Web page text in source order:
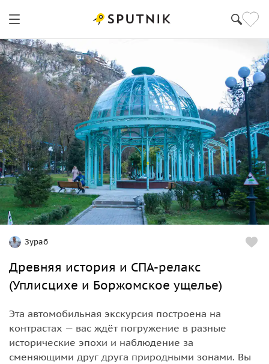
Зураб
Древняя история и СПА-релакс
(Уплисцихе и Боржомское ущелье)
Эта автомобильная экскурсия построена на
контрастах — вас ждёт погружение в разные
исторические эпохи и наблюдение за
сменяющими друг друга природными зонами. Вы